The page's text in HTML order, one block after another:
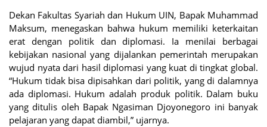
Dekan Fakultas Syariah dan Hukum UIN, Bapak Muhammad
Maksum, menegaskan bahwa hukum memiliki keterkaitan
erat dengan politik dan diplomasi. Ia menilai berbagai
kebijakan nasional yang dijalankan pemerintah merupakan
wujud nyata dari hasil diplomasi yang kuat di tingkat global.
“Hukum tidak bisa dipisahkan dari politik, yang di dalamnya
ada diplomasi. Hukum adalah produk politik. Dalam buku
yang ditulis oleh Bapak Ngasiman Djoyonegoro ini banyak
pelajaran yang dapat diambil,” ujarnya.